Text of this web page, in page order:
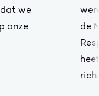
we
onze
de